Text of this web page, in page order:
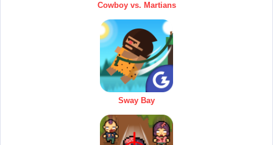
Cowboy vs. Martians
Sway Bay